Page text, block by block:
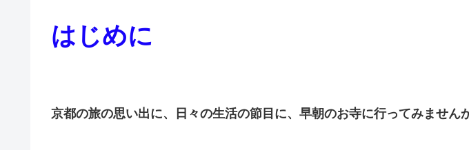
はじめに
京都の旅の思い出に、日々の生活の節目に、早朝のお寺に行ってみません